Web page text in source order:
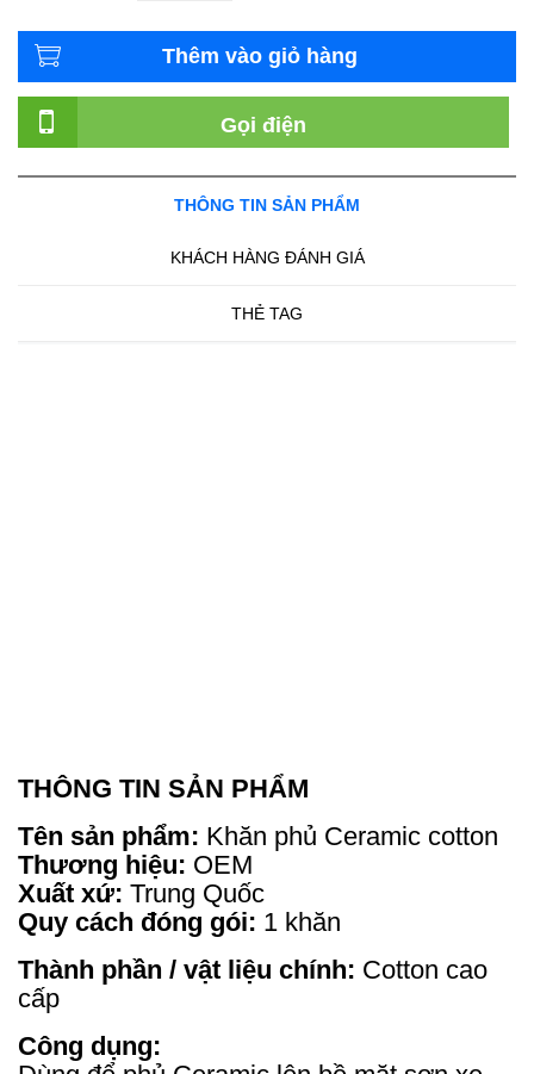
Thêm vào giỏ hàng
Gọi điện
THÔNG TIN SẢN PHẨM
KHÁCH HÀNG ĐÁNH GIÁ
THẺ TAG
THÔNG TIN SẢN PHẨM
Tên sản phẩm: Khăn phủ Ceramic cotton
Thương hiệu: OEM
Xuất xứ: Trung Quốc
Quy cách đóng gói: 1 khăn
Thành phần / vật liệu chính: Cotton cao
cấp
Công dụng: